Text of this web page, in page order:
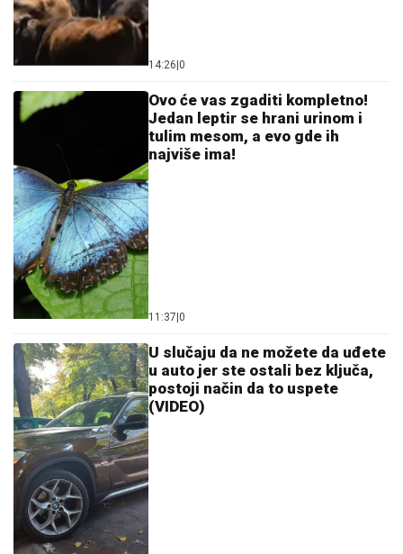
14:26 0
Ovo će vas zgaditi kompletno!
Jedan leptir se hrani urinom i
tulim mesom, a evo gde ih
najviše ima!
11:37 0
U slučaju da ne možete da uđete
u auto jer ste ostali bez ključa,
postoji način da to uspete
(VIDEO)